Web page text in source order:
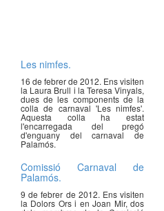
Les nimfes.
16 de febrer de 2012. Ens visiten
la Laura Brull i la Teresa Vinyals,
dues de les components de la
colla de carnaval 'Les nimfes'.
Aquesta colla ha estat
l'encarregada del pregó
d'enguany del carnaval de
Palamós.
Comissió Carnaval de
Palamós.
9 de febrer de 2012. Ens visiten
la Dolors Ors i en Joan Mir, dos